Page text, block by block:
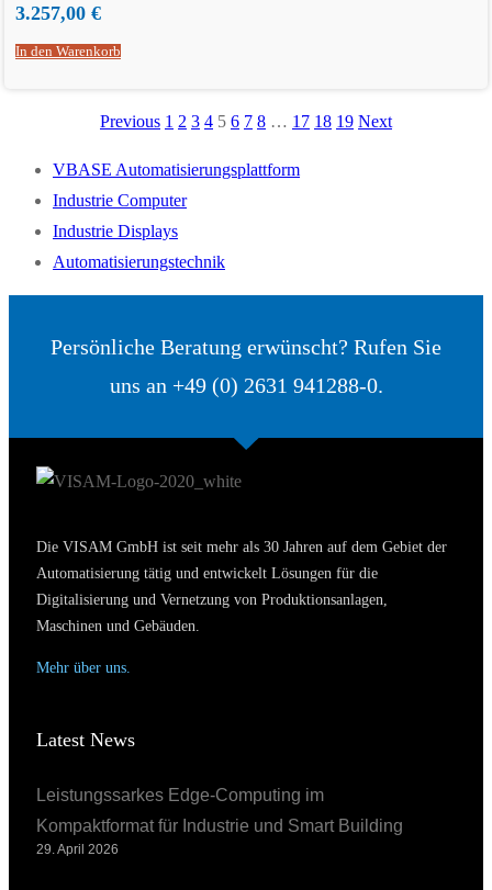
3.257,00 €
In den Warenkorb
Previous 1 2 3 4 5 6 7 8 … 17 18 19 Next
VBASE Automatisierungsplattform
Industrie Computer
Industrie Displays
Automatisierungstechnik
Persönliche Beratung erwünscht? Rufen Sie
uns an +49 (0) 2631 941288-0.
Die VISAM GmbH ist seit mehr als 30 Jahren auf dem Gebiet der
Automatisierung tätig und entwickelt Lösungen für die
Digitalisierung und Vernetzung von Produktionsanlagen,
Maschinen und Gebäuden.
Mehr über uns.
Latest News
Leistungssarkes Edge-Computing im
Kompaktformat für Industrie und Smart Building
29. April 2026